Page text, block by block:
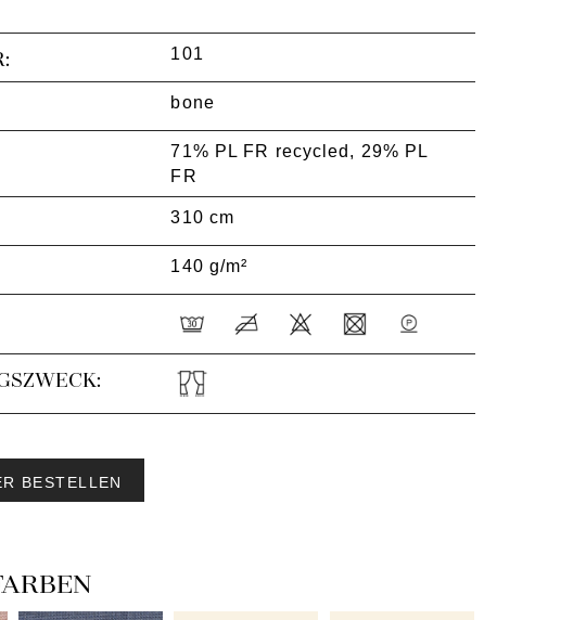
101
bone
71% PL FR recycled, 29% PL
FR
310 cm
140 g/m²
BESTELLEN